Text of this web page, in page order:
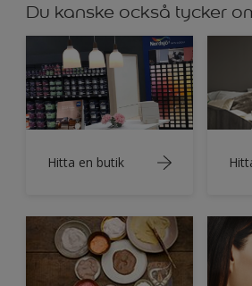
Du kanske också tycker
Hitta en butik